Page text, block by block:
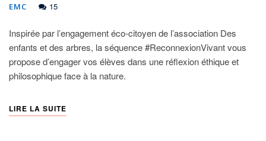
EMC 15
Inspirée par l’engagement éco-citoyen de l’association Des
enfants et des arbres, la séquence #ReconnexionVivant vous
propose d’engager vos élèves dans une réflexion éthique et
philosophique face à la nature.
LIRE LA SUITE